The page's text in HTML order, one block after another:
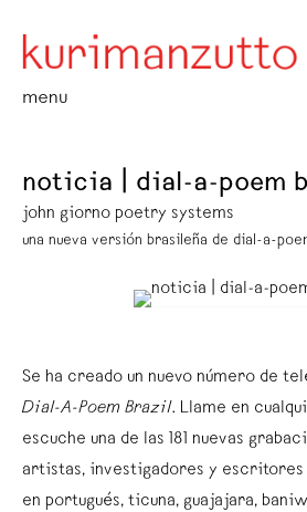
menu
noticia | dial-a-poem
john giorno poetry systems
una nueva versión brasileña de dial-a-
Se ha creado un nuevo número de
Dial-A-Poem Brazil. Llame en
escuche una de las 181 nuevas
artistas, investigadores y escritores
en portugués, ticuna, guajajara,